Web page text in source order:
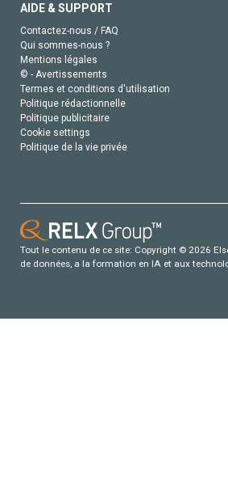
AIDE & SUPPORT
Contactez-nous / FAQ
Qui sommes-nous ?
Mentions légales
© - Avertissements
Termes et conditions d'utilisation
Politique rédactionnelle
Politique publicitaire
Cookie settings
Politique de la vie privée
Tout le contenu de ce site: Copyright © 2026
de données, a la formation en IA et aux